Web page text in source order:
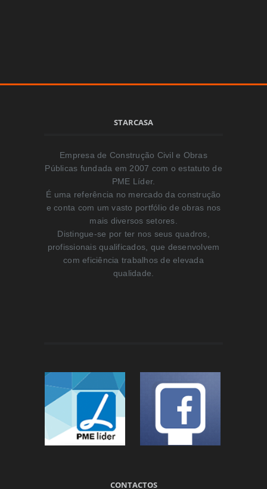
STARCASA
Empresa de Construção Civil e Obras
Públicas fundada em 2007 com o estatuto de
PME Líder.
É uma referência no mercado da construção
e conta com um vasto portfólio de obras nos
mais diversos setores.
Distingue-se por ter nos seus quadros,
profissionais qualificados, que desenvolvem
com eficiência trabalhos de elevada
qualidade.
CONTACTOS